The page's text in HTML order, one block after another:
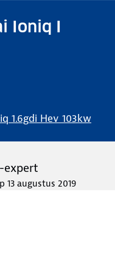
Ioniq I
1.6gdi Hev 103kw
expert
13 augustus 2019